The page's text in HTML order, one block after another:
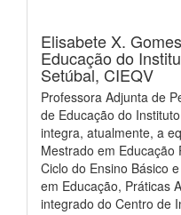
Elisabete X.
Educação do
Setúbal, CIEQV
Professora Adjunta de
de Educação do
integra, atualmente, a
Mestrado em Educação
Ciclo do Ensino Básico
em Educação, Práticas
integrado do Centro de